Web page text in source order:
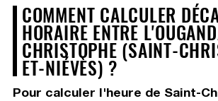
COMMENT CALCULER
HORAIRE ENTRE
CHRISTOPHE (SAINT-
ET-NIÉVÈS) ?
Pour calculer l'heure de Saint-